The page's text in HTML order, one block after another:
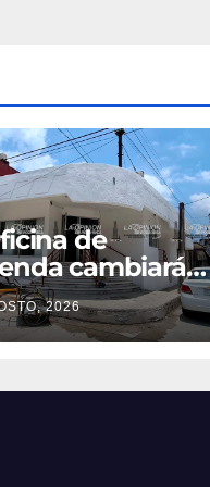
de
cambiará
2026